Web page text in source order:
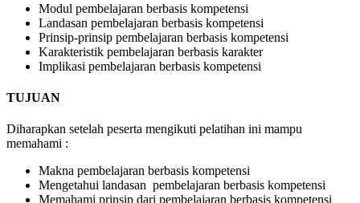
Modul pembelajaran berbasis kompetensi
Landasan pembelajaran berbasis kompetensi
Prinsip-prinsip pembelajaran berbasis kompetensi
Karakteristik pembelajaran berbasis karakter
Implikasi pembelajaran berbasis kompetensi
TUJUAN
Diharapkan setelah peserta mengikuti pelatihan ini mampu
memahami :
Makna pembelajaran berbasis kompetensi
Mengetahui landasan pembelajaran berbasis kompetensi
Memahami prinsip dari pembelajaran berbasis kompetensi